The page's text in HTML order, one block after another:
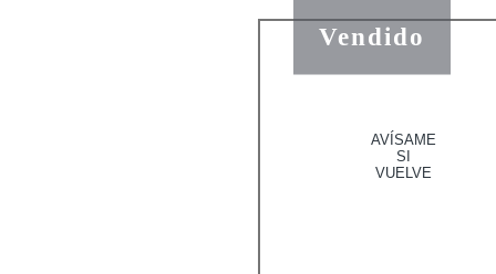
Vendido
AVÍSAME
SI
VUELVE